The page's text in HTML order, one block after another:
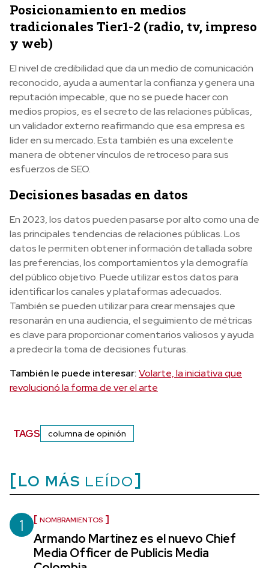
Posicionamiento en medios
tradicionales Tier1-2 (radio, tv, impreso
y web)
El nivel de credibilidad que da un medio de comunicación
reconocido, ayuda a aumentar la confianza y genera una
reputación impecable, que no se puede hacer con
medios propios, es el secreto de las relaciones públicas,
un validador externo reafirmando que esa empresa es
líder en su mercado. Esta también es una excelente
manera de obtener vínculos de retroceso para sus
esfuerzos de SEO.
Decisiones basadas en datos
En 2023, los datos pueden pasarse por alto como una de
las principales tendencias de relaciones públicas. Los
datos le permiten obtener información detallada sobre
las preferencias, los comportamientos y la demografía
del público objetivo. Puede utilizar estos datos para
identificar los canales y plataformas adecuados.
También se pueden utilizar para crear mensajes que
resonarán en una audiencia, el seguimiento de métricas
es clave para proporcionar comentarios valiosos y ayuda
a predecir la toma de decisiones futuras.
También le puede interesar:Volarte, la iniciativa que
revolucionó la forma de ver el arte
TAGS columna de opinión
LO MÁS LEÍDO
1 NOMBRAMIENTOS
Armando Martínez es el nuevo Chief
Media Officer de Publicis Media